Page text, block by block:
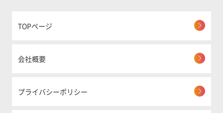
TOPページ
会社概要
プライバシーポリシー